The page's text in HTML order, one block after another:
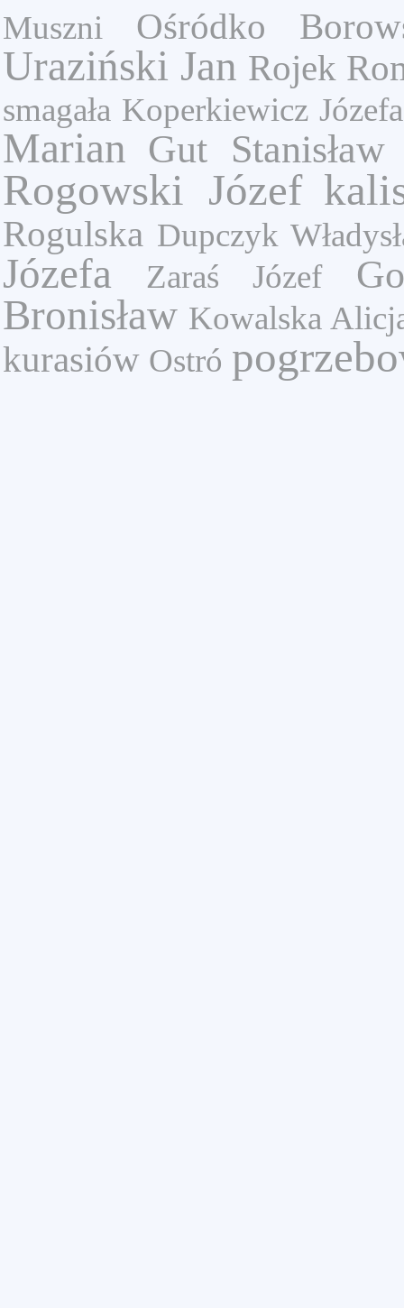
Muszni Ośródko
Uraziński Jan Rojek
smagała Koperkiewicz Józefa
Marian Gut Stanisław
Rogowski Józef
Rogulska Dupczyk
Józefa Zaraś Józef
Bronisław Kowalska
kurasiów Ostró